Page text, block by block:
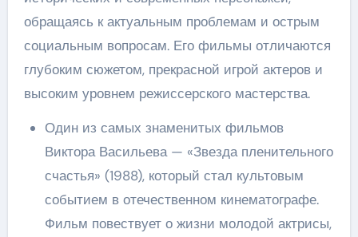
обращаясь к актуальным проблемам и острым
социальным вопросам. Его фильмы отличаются
глубоким сюжетом, прекрасной игрой актеров и
высоким уровнем режиссерского мастерства.
Один из самых знаменитых фильмов
Виктора Васильева — «Звезда пленительного
счастья» (1988), который стал культовым
событием в отечественном кинематографе.
Фильм повествует о жизни молодой актрисы,